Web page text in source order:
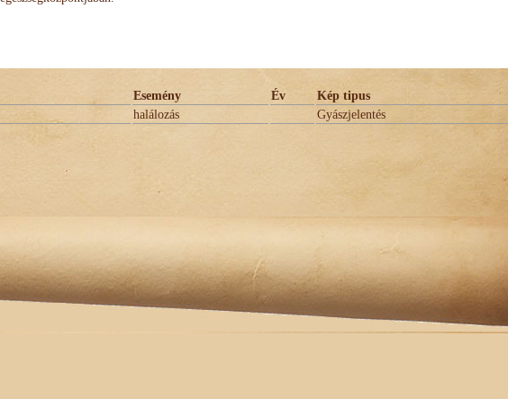
Esemény Év
Kép tipus
halálozás Gyászjelentés